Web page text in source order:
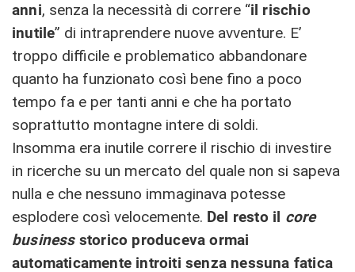
anni, senza la necessità di correre “il rischio
inutile” di intraprendere nuove avventure. E’
troppo difficile e problematico abbandonare
quanto ha funzionato così bene fino a poco
tempo fa e per tanti anni e che ha portato
soprattutto montagne intere di soldi.
Insomma era inutile correre il rischio di investire
in ricerche su un mercato del quale non si sapeva
nulla e che nessuno immaginava potesse
esplodere così velocemente. Del resto il core
business storico produceva ormai
automaticamente introiti senza nessuna fatica